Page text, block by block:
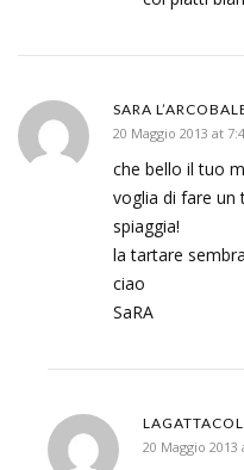
SARA
20 Maggio 2013 at
che bello il tuo
voglia di fare
spiaggia!
la tartare
ciao
SaRA
20 Maggio 2013